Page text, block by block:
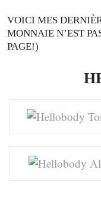
VOICI MES
MONNAIE N’EST
PAGE!)